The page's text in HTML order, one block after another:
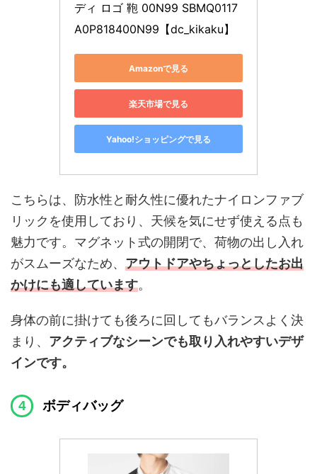
ディ ロゴ 鞄 00N99 SBMQ0117
A0P818400N99【dc_kikaku】
Amazonで見る
楽天市場で見る
Yahoo!ショッピングで見る
こちらは、防水性と耐久性に優れたナイロンファブ
リックを使用しており、天候を気にせず使える点も
魅力です。マグネット式の開閉で、荷物の出し入れ
がスムーズなため、 アウトドアやちょっとしたお出
かけにも適しています。
身体の前に掛けても後ろに回してもバランスよく決
まり、 アクティブなシーンでも取り入れやすいデザ
インです。
ボディバッグ